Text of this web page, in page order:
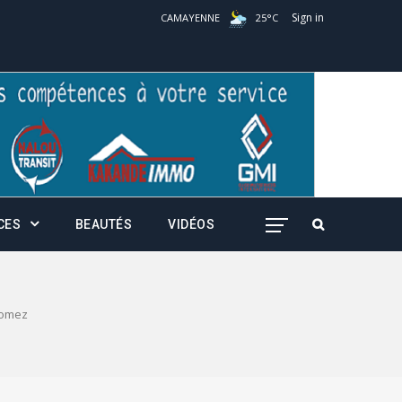
CAMAYENNE 25°C Sign in
BEAUTÉS VIDÉOS